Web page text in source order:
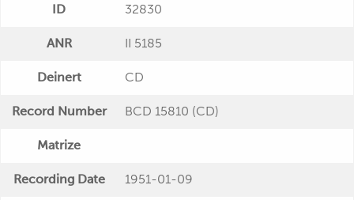
ID 32830
ANR II 5185
Deinert CD
Record Number BCD 15810 (CD)
Matrize
Recording Date 1951-01-09